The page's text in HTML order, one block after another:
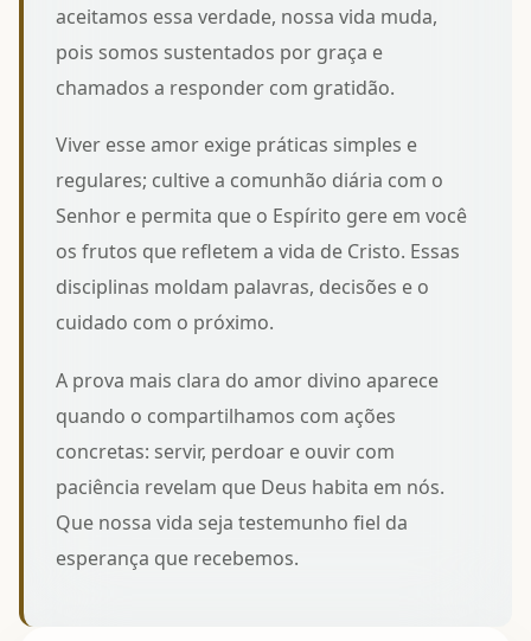
aceitamos essa verdade, nossa vida muda,
pois somos sustentados por graça e
chamados a responder com gratidão.
Viver esse amor exige práticas simples e
regulares; cultive a comunhão diária com o
Senhor e permita que o Espírito gere em você
os frutos que refletem a vida de Cristo. Essas
disciplinas moldam palavras, decisões e o
cuidado com o próximo.
A prova mais clara do amor divino aparece
quando o compartilhamos com ações
concretas: servir, perdoar e ouvir com
paciência revelam que Deus habita em nós.
Que nossa vida seja testemunho fiel da
esperança que recebemos.